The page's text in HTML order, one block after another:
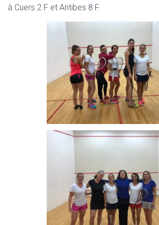
à Cuers 2 F et Antibes 8 F.